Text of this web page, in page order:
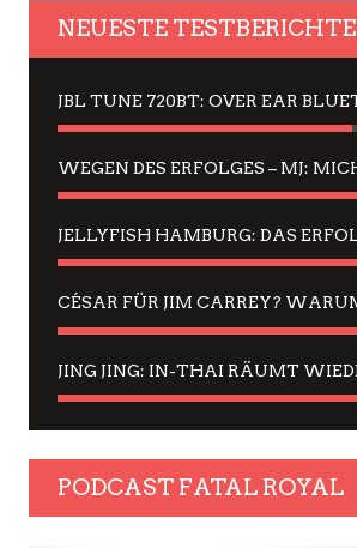
NEUESTE TESTBERICHTE
PODCAST FATAL ROYAL